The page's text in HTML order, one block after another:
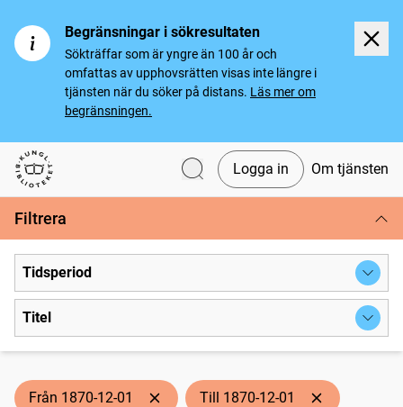
Begränsningar i sökresultaten
Sökträffar som är yngre än 100 år och
omfattas av upphovsrätten visas inte längre i
tjänsten när du söker på distans. Läs mer om
begränsningen.
Svenska tidningar
Logga in Om tjänsten
Filtrera
Tidsperiod
Titel
Från 1870-12-01 Till 1870-12-01